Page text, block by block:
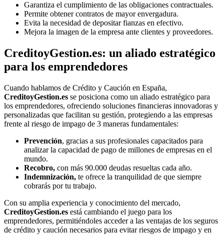
Garantiza el cumplimiento de las obligaciones contractuales.
Permite obtener contratos de mayor envergadura.
Evita la necesidad de depositar fianzas en efectivo.
Mejora la imagen de la empresa ante clientes y proveedores.
CreditoyGestion.es: un aliado estratégico
para los emprendedores
Cuando hablamos de Crédito y Caución en España,
CreditoyGestion.es se posiciona como un aliado estratégico para
los emprendedores, ofreciendo soluciones financieras innovadoras y
personalizadas que facilitan su gestión, protegiendo a las empresas
frente al riesgo de impago de 3 maneras fundamentales:
Prevención, gracias a sus profesionales capacitados para
analizar la capacidad de pago de millones de empresas en el
mundo.
Recobro, con más 90.000 deudas resueltas cada año.
Indemnización, te ofrece la tranquilidad de que siempre
cobrarás por tu trabajo.
Con su amplia experiencia y conocimiento del mercado,
CreditoyGestion.es está cambiando el juego para los
emprendedores, permitiéndoles acceder a las ventajas de los seguros
de crédito y caución necesarios para evitar riesgos de impago y en